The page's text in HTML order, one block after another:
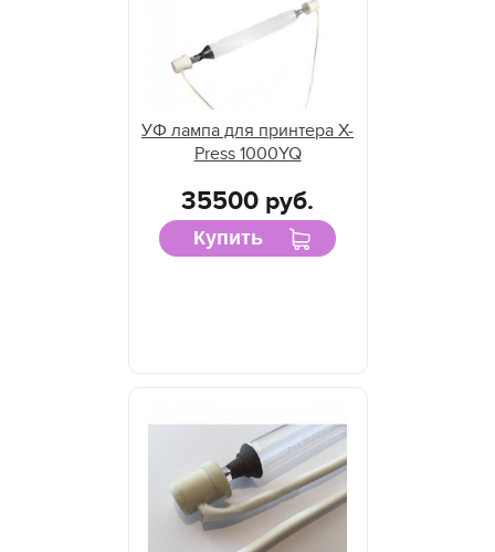
УФ лампа для принтера X-
Press 1000YQ
35500 руб.
Купить